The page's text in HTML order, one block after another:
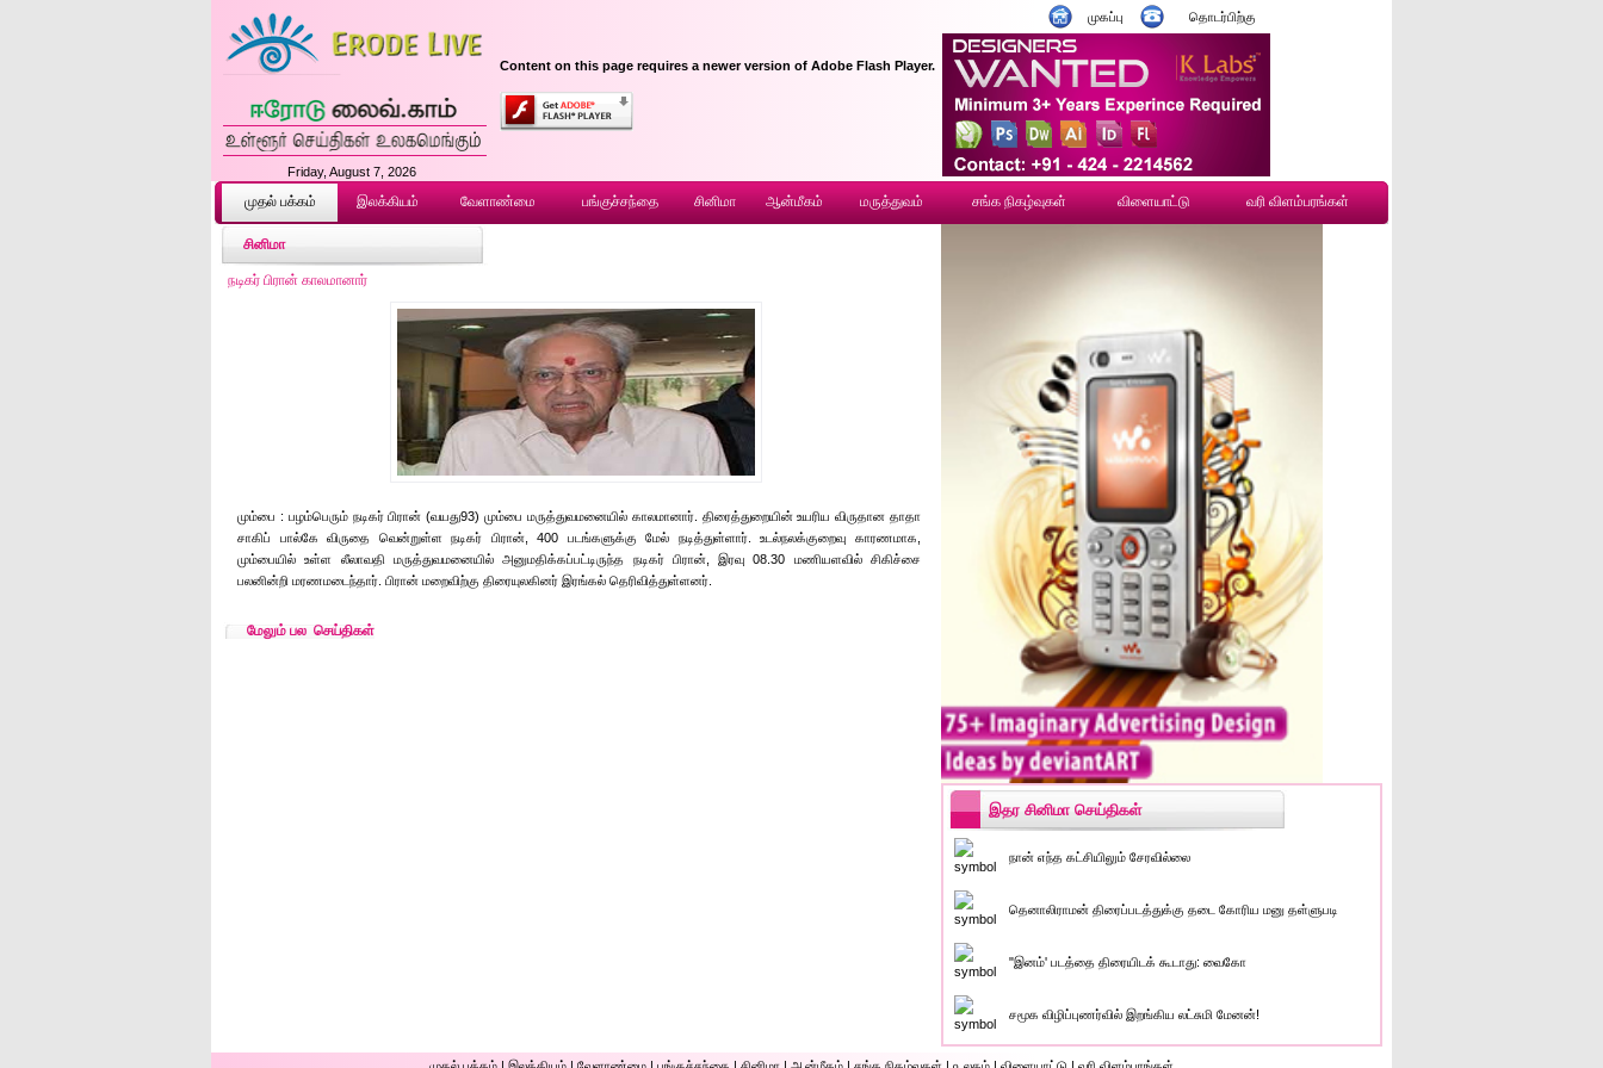
Friday, August 7, 2026
Content on this page requires a newer version of Adobe Flash Player.
முகப்பு தொடர்பிற்கு
முதல் ப‌க்க‌ம் இலக்கியம் வேளாண்மை பங்குச்சந்தை சினிமா ஆன்மீகம் மருத்துவம் சங்க நிகழ்வுகள் விளையாட்டு வரி விளம்பரங்கள்
சினிமா
நடிகர் பிரான் காலமானார்
மும்பை : பழம்பெரும் நடிகர் பிரான் (வயது93) மும்பை மருத்துவமனையில் காலமானார். திரைத்துறையின் உயரிய விருதான தாதா
சாகிப் பால்கே விருதை வென்றுள்ள நடிகர் பிரான், 400 படங்களுக்கு மேல் நடித்துள்ளார். உடல்நலக்குறைவு காரணமாக,
மும்பையில் உள்ள லீலாவதி மருத்துவமனையில் அனுமதிக்கப்பட்டிருந்த நடிகர் பிரான், இரவு 08.30 மணியளவில் சிகிச்சை
பலனின்றி மரணமடைந்தார். பிரான் மறைவிற்கு திரையுலகினர் இரங்கல் தெரிவித்துள்ளனர்.
மேலும் பல செய்திகள்
இதர சினிமா செய்திகள்
நான் எந்த கட்சியிலும் சேரவில்லை
தெனாலிராமன் திரைப்படத்துக்கு தடை கோரிய மனு தள்ளுபடி
"இனம்' படத்தை திரையிடக் கூடாது: வைகோ
சமூக விழிப்புணர்வில் இறங்கிய லட்சுமி மேனன்!